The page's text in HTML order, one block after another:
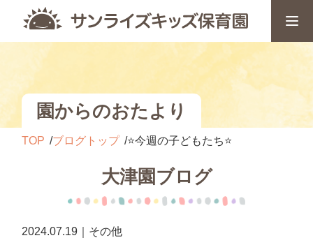
園からのおたより
TOP ブログトップ ⭐️今週の子どもたち⭐️
大津園ブログ
2024.07.19｜その他